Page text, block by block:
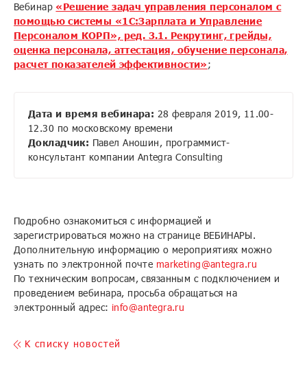
Вебинар«Решение задач управления персоналом с
помощью системы «1С:Зарплата и Управление
Персоналом КОРП», ред. 3.1. Рекрутинг, грейды,
оценка персонала, аттестация, обучение персонала,
расчет показателей эффективности»;
Дата и время вебинара: 28 февраля 2019, 11.00-
12.30 по московскому времени
Докладчик: Павел Аношин, программист-
консультант компании Antegra Consulting
Подробно ознакомиться с информацией и
зарегистрироваться можно на странице ВЕБИНАРЫ.
Дополнительную информацию о мероприятиях можно
узнать по электронной почте marketing@antegra.ru
По техническим вопросам, связанным с подключением и
проведением вебинара, просьба обращаться на
электронный адрес: info@antegra.ru
K списку новостей